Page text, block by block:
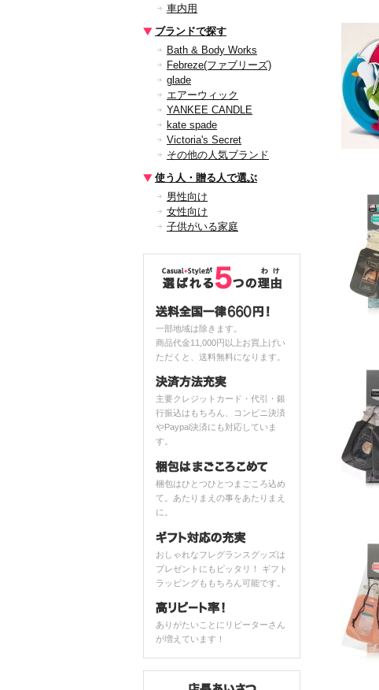
車内用
ブランドで探す
Bath & Body Works
Febreze(ファブリーズ)
glade
エアーウィック
YANKEE CANDLE
kate spade
Victoria's Secret
その他の人気ブランド
使う人・贈る人で選ぶ
男性向け
女性向け
子供がいる家庭
一部地域は除きます。
商品代金11,000円以上お買上げい
ただくと、送料無料になります。
主要クレジットカード・代引・銀
行振込はもちろん、コンビニ決済
やPaypal決済にも対応していま
す。
梱包はひとつひとつまごころ込め
て。あたりまえの事をあたりまえ
に。
おしゃれなフレグランスグッズは
プレゼントにもピッタリ！ ギフト
ラッピングももちろん可能です。
ありがたいことにリピーターさん
が増えています！